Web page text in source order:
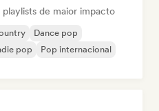
de maior impacto
Dance pop
pop
Pop internacional